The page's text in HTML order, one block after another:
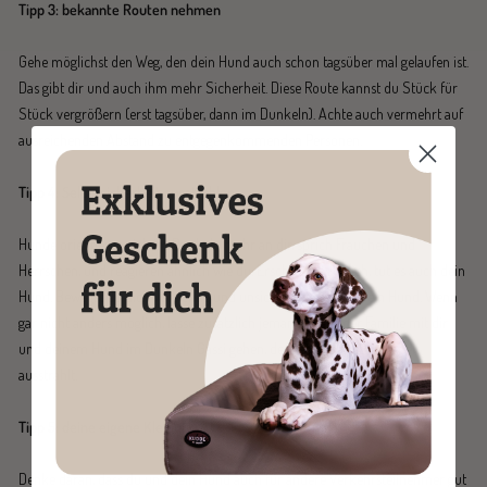
Tipp 3: bekannte Routen nehmen
Gehe möglichst den Weg, den dein Hund auch schon tagsüber mal gelaufen ist.
Das gibt dir und auch ihm mehr Sicherheit. Diese Route kannst du Stück für
Stück vergrößern (erst tagsüber, dann im Dunkeln). Achte auch vermehrt auf
ausreichenden Abstand zu entgegenkommenden Personen.
Tipp 4: Selbstsicherheit ausstrahlen
Hunde orientieren sich im Dunkeln mehr an dir, sprich Frauchen und
Herrschen, und reagieren ähnlich wie du. Erschrickst du dich, tut es auch dein
Hund. Bewegst du dich vorsichtig und unsicher, tut es auch dein Hund. Wenn
gar nicht anders möglich, lasse zusätzlich jemanden aus der Familie mit dir
und deinem Hund im Dunkeln Gassi gehen, der mehr Selbstsicherheit
ausstrahlt.
Tipp 5: deine eigene Kleidung
Denke daran, dass du und dein Hund auch für andere Verkehrsteilnehmer gut